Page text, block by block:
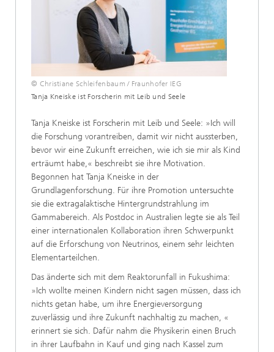
© Christiane Schleifenbaum / Fraunhofer IEG
Tanja Kneiske ist Forscherin mit Leib und Seele
Tanja Kneiske ist Forscherin mit Leib und Seele: »Ich will
die Forschung vorantreiben, damit wir nicht aussterben,
bevor wir eine Zukunft erreichen, wie ich sie mir als Kind
erträumt habe,« beschreibt sie ihre Motivation.
Begonnen hat Tanja Kneiske in der
Grundlagenforschung. Für ihre Promotion untersuchte
sie die extragalaktische Hintergrundstrahlung im
Gammabereich. Als Postdoc in Australien legte sie als Teil
einer internationalen Kollaboration ihren Schwerpunkt
auf die Erforschung von Neutrinos, einem sehr leichten
Elementarteilchen.
Das änderte sich mit dem Reaktorunfall in Fukushima:
»Ich wollte meinen Kindern nicht sagen müssen, dass ich
nichts getan habe, um ihre Energieversorgung
zuverlässig und ihre Zukunft nachhaltig zu machen, «
erinnert sie sich. Dafür nahm die Physikerin einen Bruch
in ihrer Laufbahn in Kauf und ging nach Kassel zum